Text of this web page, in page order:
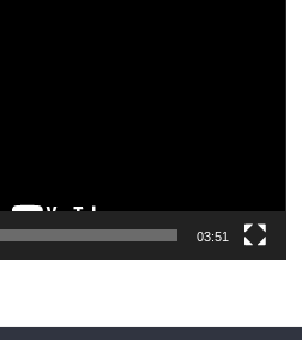
03:51